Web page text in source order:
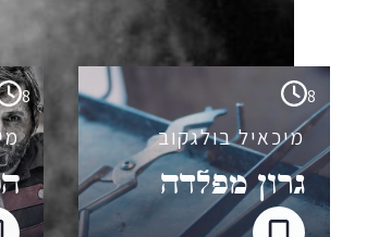
8
מיכאיל בולגקוב
גרון מפלדה
8